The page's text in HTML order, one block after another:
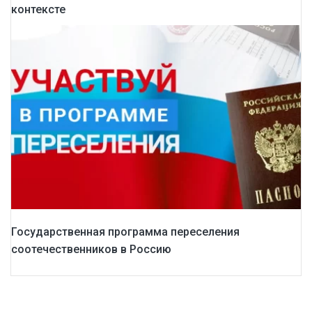
контексте
Государственная программа переселения
соотечественников в Россию